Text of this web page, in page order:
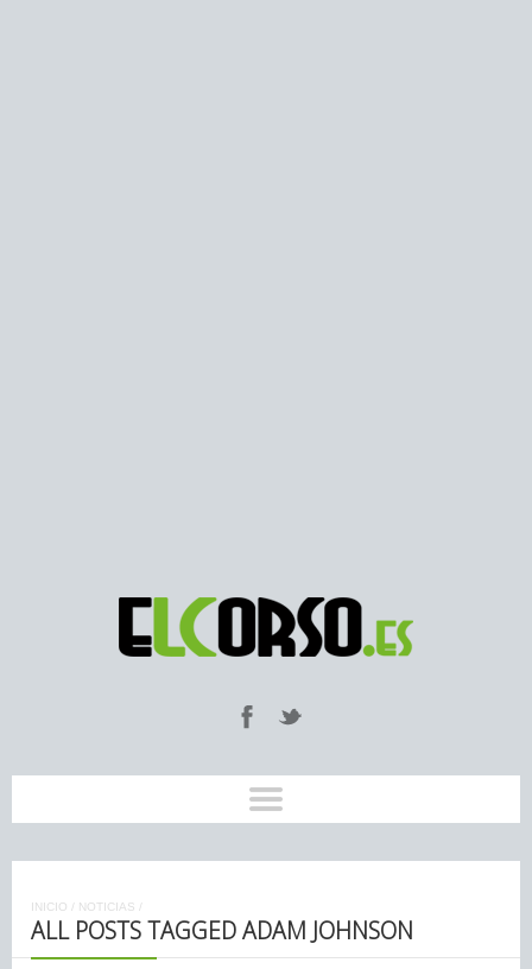
INICIO / NOTICIAS /
ALL POSTS TAGGED ADAM JOHNSON